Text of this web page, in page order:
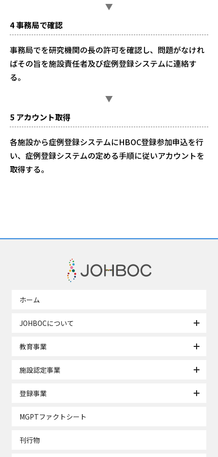
▼
4 事務局で確認
事務局でを研究機関の長の許可を確認し、問題がなけれ
ばその旨を施設責任者及び症例登録システムに連絡す
る。
▼
5 アカウント取得
各施設から症例登録システムにHBOC登録参加申込を行
い、症例登録システムの定める手順に従いアカウントを
取得する。
ホーム
JOHBOCについて
教育事業
施設認定事業
登録事業
MGPTファクトシート
刊行物